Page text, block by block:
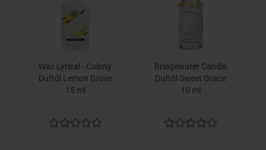
Wax Lyrical - Colony
Duftöl Lemon Grove
15 ml
Bridgewater Candle
Duftöl Sweet Grace
10 ml